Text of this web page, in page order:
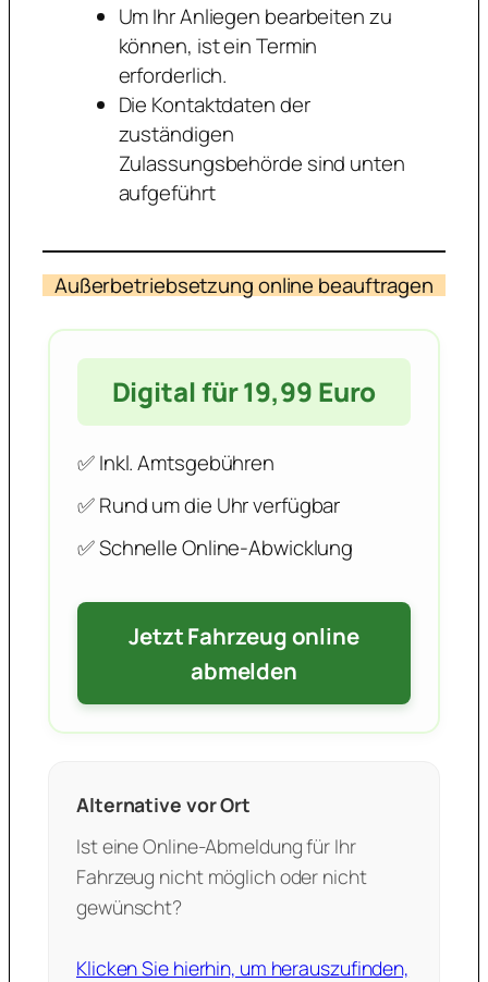
Um Ihr Anliegen bearbeiten zu
können, ist ein Termin
erforderlich.
Die Kontaktdaten der
zuständigen
Zulassungsbehörde sind unten
aufgeführt
Außerbetriebsetzung online beauftragen
Digital für 19,99 Euro
✅ Inkl. Amtsgebühren
✅ Rund um die Uhr verfügbar
✅ Schnelle Online-Abwicklung
Jetzt Fahrzeug online
abmelden
Alternative vor Ort
Ist eine Online-Abmeldung für Ihr
Fahrzeug nicht möglich oder nicht
gewünscht?
Klicken Sie hierhin, um herauszufinden,